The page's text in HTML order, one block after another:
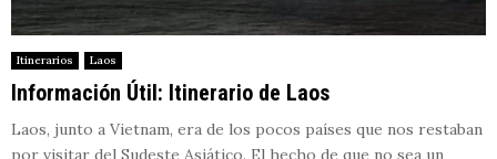
Itinerarios Laos
Información Útil: Itinerario de Laos
Laos, junto a Vietnam, era de los pocos países que nos restaban
por visitar del Sudeste Asiático. El hecho de que no sea un